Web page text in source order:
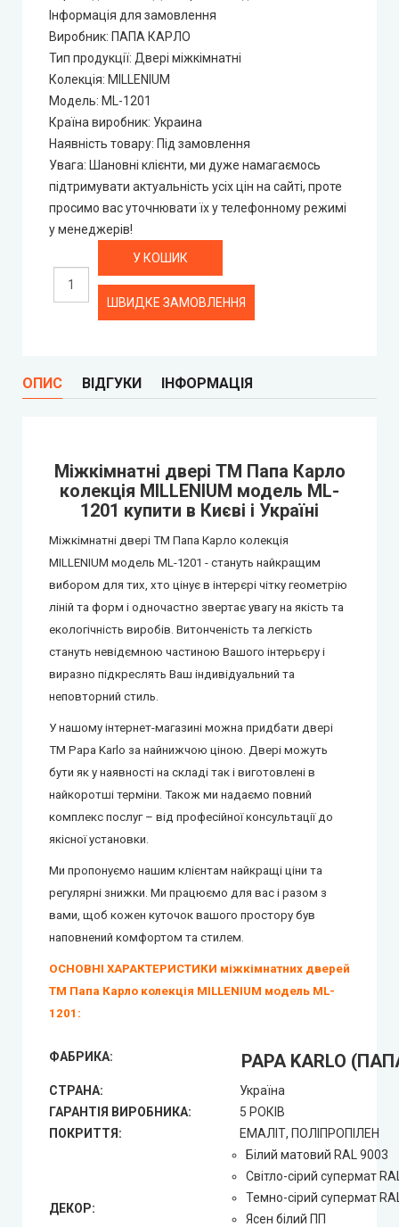
City Line Express
Syndicate Doors (Сіндікат Дорс)
STDM
Gorgania (Горганія)
Verto (Верто)
EcoDoors (Екодорс)
Інформація для замовлення
Виробник: ПАПА КАРЛО
Тип продукції: Двері міжкімнатні
Колекція: MILLENIUM
Модель: ML-1201
Країна виробник: Украина
Наявність товару: Під замовлення
Увага: Шановні клієнти, ми дуже намагаємось
підтримувати актуальність усіх цін на сайті, проте
просимо вас уточнювати їх у телефонному режимі
у менеджерів!
ШВИДКЕ ЗАМОВЛЕННЯ
ОПИС ВІДГУКИ ІНФОРМАЦІЯ
Міжкімнатні двері ТМ Папа Карло
колекція MILLENIUM модель ML-
1201 купити в Києві і Україні
Міжкімнатні двері ТМ Папа Карло колекція
MILLENIUM модель ML-1201 - стануть найкращим
вибором для тих, хто цінує в інтерєрі чітку геометрію
ліній та форм і одночастно звертає увагу на якість та
екологічність виробів. Витонченість та легкість
стануть невідємною частиною Вашого інтерьєру і
виразно підкреслять Ваш індивідуальний та
неповторний стиль.
У нашому інтернет-магазині можна придбати двері
ТМ Papa Karlo за найнижчою ціною. Двері можуть
бути як у наявності на складі так і виготовлені в
найкоротші терміни. Також ми надаємо повний
комплекс послуг – від професійної консультації до
якісної установки.
Ми пропонуємо нашим клієнтам найкращі ціни та
регулярні знижки. Ми працюємо для вас і разом з
вами, щоб кожен куточок вашого простору був
наповнений комфортом та стилем.
ОСНОВНІ ХАРАКТЕРИСТИКИ міжкімнатних дверей
ТМ Папа Карло колекція MILLENIUM модель ML-
1201:
ФАБРИКА: PAPA KARLO
СТРАНА:
Україна
ГАРАНТІЯ ВИРОБНИКА:
5 РОКІВ
ПОКРИТТЯ:
ЕМАЛІТ, ПОЛІПРОПІЛЕН
ДЕКОР:
Білий матовий RAL 9003
Світло-сірий супермат
Темно-сірий супермат
Ясен білий ПП